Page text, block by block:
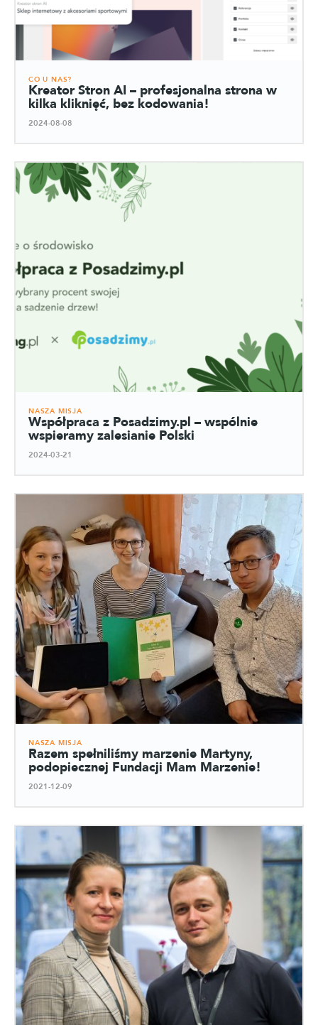
CO U NAS?
Kreator Stron AI – profesjonalna strona w
kilka kliknięć, bez kodowania!
2024-08-08
NASZA MISJA
Współpraca z Posadzimy.pl – wspólnie
wspieramy zalesianie Polski
2024-03-21
NASZA MISJA
Razem spełniliśmy marzenie Martyny,
podopiecznej Fundacji Mam Marzenie!
2021-12-09